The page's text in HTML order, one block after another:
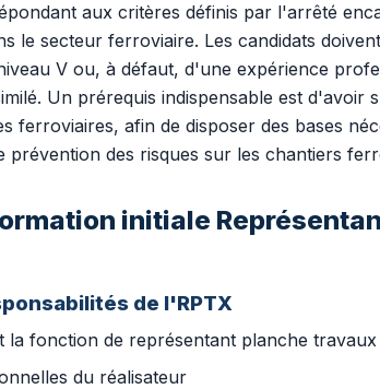
aux critères définis par l'arrêté
le secteur ferroviaire. Les candidats
V ou, à défaut, d'une expérience
Un prérequis indispensable est d'avoir
ferroviaires, afin de disposer des bases
des risques sur les chantiers
initiale
de l'RPTX
la fonction de représentant planche travaux
du réalisateur